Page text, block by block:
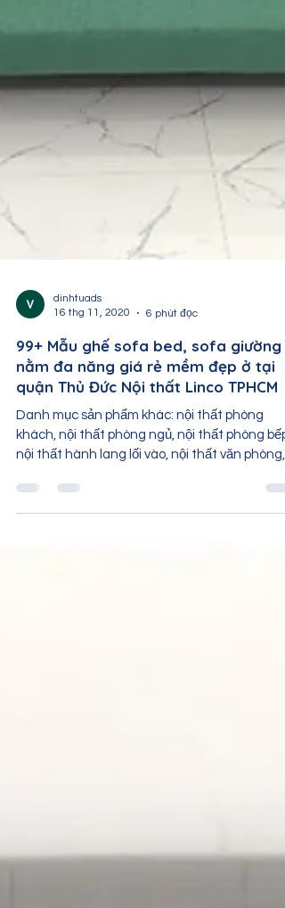
dinhtuads
16 thg 11, 2020
6 phút đọc
99+ Mẫu ghế sofa bed, sofa giường
nằm đa năng giá rẻ mềm đẹp ở tại
quận Thủ Đức Nội thất Linco TPHCM
Danh mục sản phẩm khác: nội thất phòng